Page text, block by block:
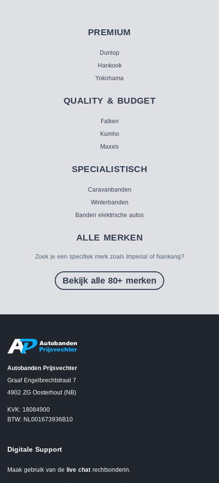
PREMIUM
Dunlop
Hankook
Yokohama
QUALITY & BUDGET
Falken
Kumho
Maxxis
SPECIALISTISCH
Caravanbanden
Winterbanden
Banden elektrische autos
ALLE MERKEN
Zoek je een specifiek merk zoals Imperial of Nankang?
Bekijk alle 80+ merken
Autobanden Prijsvechter
Graaf Engelbrechtstraat 7
4902 ZG Oosterhout (NB)
KVK: 18084900
BTW: NL001673936B10
Digitale Support
Maak gebruik van de live chat rechtsonderin.